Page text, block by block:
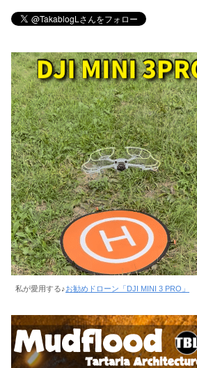
私が愛用する♪お勧めドローン「DJI MINI 3 PRO」